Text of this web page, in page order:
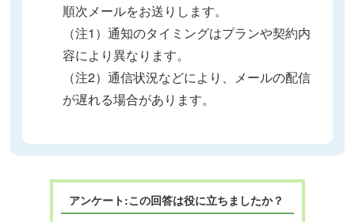
順次メールをお送りします。
（注1）通知のタイミングはプランや契約内
容により異なります。
（注2）通信状況などにより、メールの配信
が遅れる場合があります。
アンケート:この回答は役に立ちましたか？